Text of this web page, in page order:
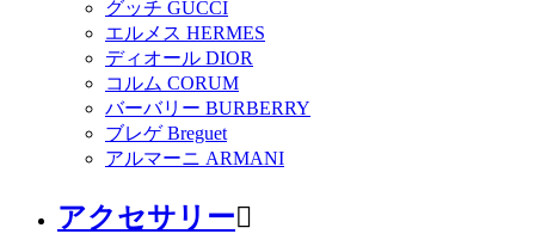
グッチ GUCCI
エルメス HERMES
ディオール DIOR
コルム CORUM
バーバリー BURBERRY
ブレゲ Breguet
アルマーニ ARMANI
アクセサリー